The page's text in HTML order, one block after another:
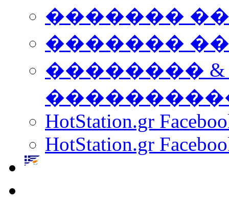
�������
������� ���
��������
HotStation.gr
HotStation.gr